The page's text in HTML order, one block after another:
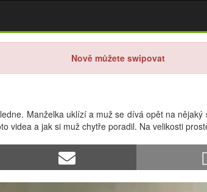
Nově můžete swipovat
Manželka uklízí a muž se dívá opět na
videa a jak si muž chytře poradil. Na velikosti